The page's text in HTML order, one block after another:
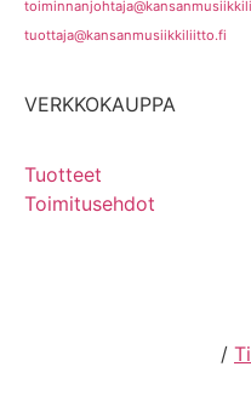
tuottaja@kansanmusiikkiliitto.fi
VERKKOKAUPPA
Tuotteet
Toimitusehdot
/